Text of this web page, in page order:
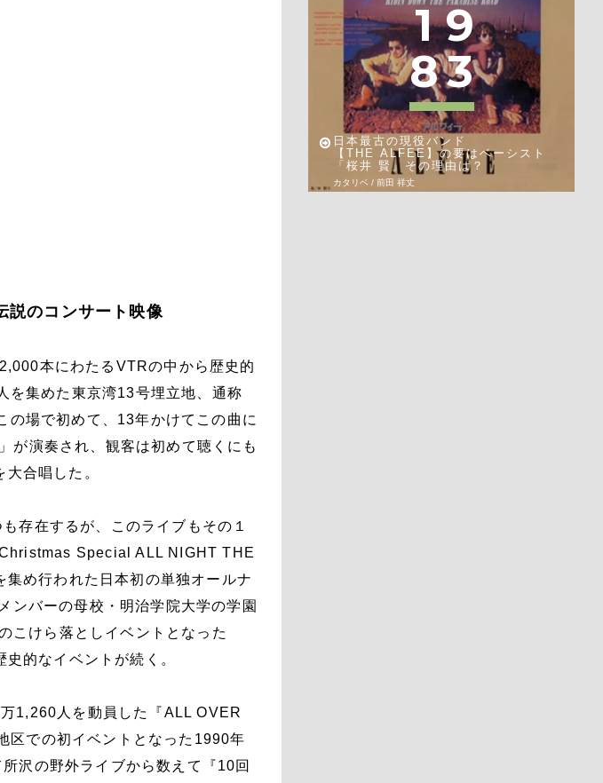
説のコンサート映像
本にわたるVTRの中から歴史的
を集めた東京湾13号埋立地、通称
場で初めて、13年かけてこの曲に
が演奏され、観客は初めて聴くにも
合唱した。
存在するが、このライブもその１
Special ALL NIGHT THE
め行われた日本初の単独オールナ
バーの母校・明治学院大学の学園
こけら落としイベントとなった
的なイベントが続く。
1,260人を動員した『ALL OVER
での初イベントとなった1990年
沢の野外ライブから数えて『10回
1 9
83
日本最古の現役バンド
【THE ALFEE】の要はベーシスト
「桜井 賢」その理由は？
カタリベ / 前田 祥丈